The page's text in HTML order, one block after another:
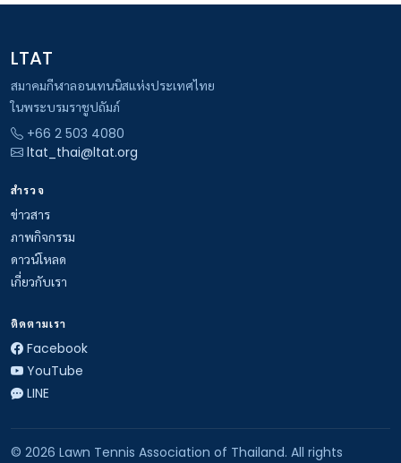
LTAT
สมาคมกีฬาลอนเทนนิสแห่งประเทศไทย
ในพระบรมราชูปถัมภ์
+66 2 503 4080
ltat_thai@ltat.org
สำรวจ
ข่าวสาร
ภาพกิจกรรม
ดาวน์โหลด
เกี่ยวกับเรา
ติดตามเรา
Facebook
YouTube
LINE
© 2026 Lawn Tennis Association of Thailand. All rights